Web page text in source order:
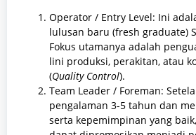
Operator / Entry Level: Ini
lulusan baru (fresh graduate)
Fokus utamanya adalah
lini produksi, perakitan, atau
(Quality Control).
Team Leader / Foreman:
pengalaman 3-5 tahun dan
serta kepemimpinan yang